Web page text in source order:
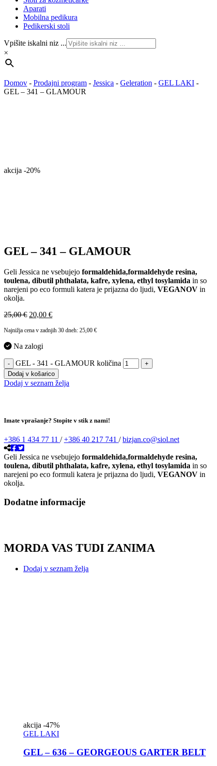
Aparati
Mobilna pedikura
Pedikerski stoli
Vpišite iskalni niz ...
×
Domov - Prodajni program - Jessica - Geleration - GEL LAKI -
GEL – 341 – GLAMOUR
akcija -20%
GEL – 341 – GLAMOUR
Geli Jessica ne vsebujejo formaldehida,formaldehyde resina,
toulena, dibutil phthalata, kafre, xylena, ethyl tosylamida in so
narejeni po eco formuli katera je prijazna do ljudi, VEGANOV in
okolja.
25,00€ 20,00 €
Najnižja cena v zadnjih 30 dneh: 25,00 €
Na zalogi
- GEL - 341 - GLAMOUR količina
+
Dodaj v košarico
Dodaj v seznam želja
Imate vprašanje? Stopite v stik z nami!
+386 1 434 77 11 /+386 40 217 741 /bizjan.co@siol.net
Geli Jessica ne vsebujejo formaldehida,formaldehyde resina,
toulena, dibutil phthalata, kafre, xylena, ethyl tosylamida in so
narejeni po eco formuli katera je prijazna do ljudi, VEGANOV in
okolja.
Dodatne informacije
MORDA VAS TUDI ZANIMA
Dodaj v seznam želja
akcija -47%
GEL LAKI
GEL – 636 – GEORGEOUS GARTER BELT